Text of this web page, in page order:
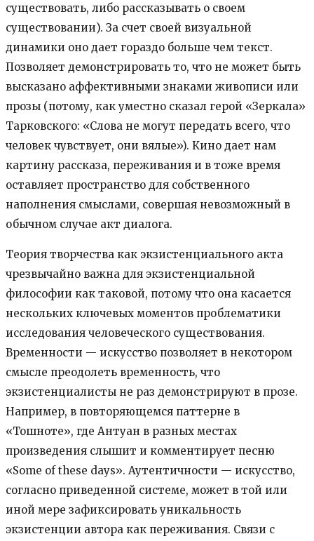
существовать, либо рассказывать о своем
существовании). За счет своей визуальной
динамики оно дает гораздо больше чем текст.
Позволяет демонстрировать то, что не может быть
высказано аффективными знаками живописи или
прозы (потому, как уместно сказал герой «Зеркала»
Тарковского: «Слова не могут передать всего, что
человек чувствует, они вялые»). Кино дает нам
картину рассказа, переживания и в тоже время
оставляет пространство для собственного
наполнения смыслами, совершая невозможный в
обычном случае акт диалога.
Теория творчества как экзистенциального акта
чрезвычайно важна для экзистенциальной
философии как таковой, потому что она касается
нескольких ключевых моментов проблематики
исследования человеческого существования.
Временности — искусство позволяет в некотором
смысле преодолеть временность, что
экзистенциалисты не раз демонстрируют в прозе.
Например, в повторяющемся паттерне в
«Тошноте», где Антуан в разных местах
произведения слышит и комментирует песню
«Some of these days». Аутентичности — искусство,
согласно приведенной системе, может в той или
иной мере зафиксировать уникальность
экзистенции автора как переживания. Связи с